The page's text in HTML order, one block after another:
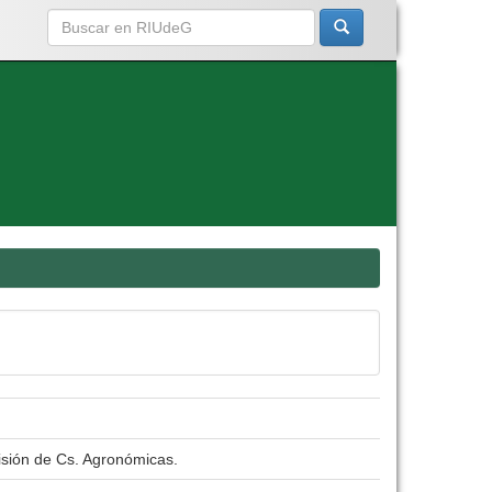
de Cs. Agronómicas.